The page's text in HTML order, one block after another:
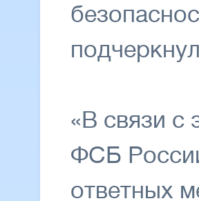
«В связи с
ФСБ
ответных